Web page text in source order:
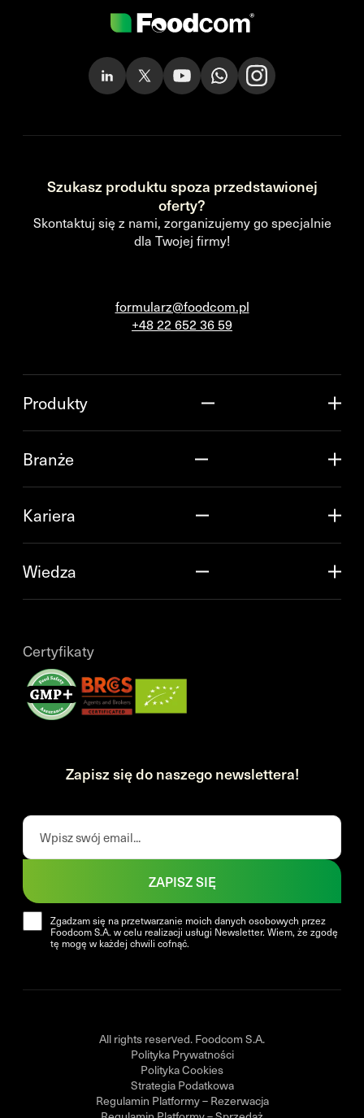
Szukasz produktu spoza przedstawionej
oferty?
Skontaktuj się z nami, zorganizujemy go specjalnie
dla Twojej firmy!
formularz@foodcom.pl
+48 22 652 36 59
Produkty
Branże
Kariera
Wiedza
Certyfikaty
Zapisz się do naszego newslettera!
Zgadzam się na przetwarzanie moich danych osobowych przez
Foodcom S.A. w celu realizacji usługi Newsletter. Wiem, że zgodę
tę mogę w każdej chwili cofnąć.
ZAPISZ SIĘ
All rights reserved. Foodcom S.A.
Polityka Prywatności
Polityka Cookies
Strategia Podatkowa
Regulamin Platformy – Rezerwacja